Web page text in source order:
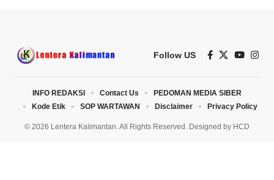
Follow US
© 2026 Lentera Kalimantan. All Rights Reserved. Designed by HCD
INFO REDAKSI Contact Us
PEDOMAN MEDIA SIBER
Kode Etik
SOP WARTAWAN Disclaimer Privacy Policy